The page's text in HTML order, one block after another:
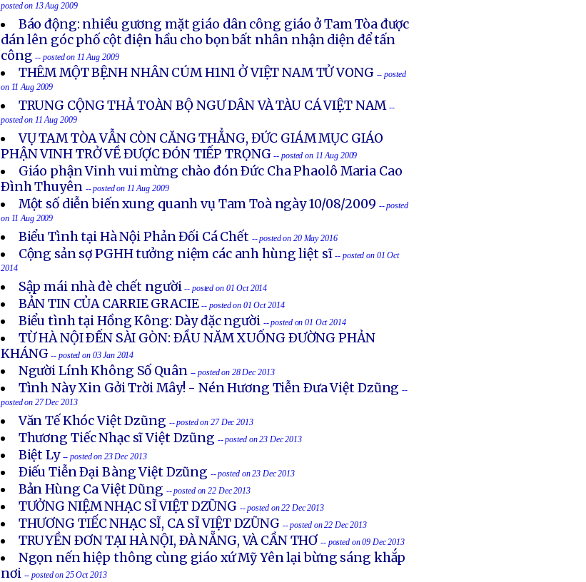
posted on 13 Aug 2009
Báo động: nhiều gương mặt giáo dân công giáo ở Tam Tòa được
dán lên góc phố cột điện hầu cho bọn bất nhân nhận diện để tấn
công -- posted on 11 Aug 2009
THÊM MỘT BỆNH NHÂN CÚM H1N1 Ở VIỆT NAM TỬ VONG -- posted
on 11 Aug 2009
TRUNG CỘNG THẢ TOÀN BỘ NGƯ DÂN VÀ TÀU CÁ VIỆT NAM --
posted on 11 Aug 2009
VỤ TAM TÒA VẪN CÒN CĂNG THẲNG, ĐỨC GIÁM MỤC GIÁO
PHẬN VINH TRỞ VỀ ĐƯỢC ĐÓN TIẾP TRỌNG -- posted on 11 Aug 2009
Giáo phận Vinh vui mừng chào đón Ðức Cha Phaolô Maria Cao
Ðình Thuyên -- posted on 11 Aug 2009
Một số diễn biến xung quanh vụ Tam Toà ngày 10/08/2009 -- posted
on 11 Aug 2009
Biểu Tình tại Hà Nội Phản Đối Cá Chết -- posted on 20 May 2016
Cộng sản sợ PGHH tưởng niệm các anh hùng liệt sĩ -- posted on 01 Oct
2014
Sập mái nhà đè chết người -- posted on 01 Oct 2014
BẢN TIN CỦA CARRIE GRACIE-- posted on 01 Oct 2014
Biểu tình tại Hồng Kông: Dày đặc người -- posted on 01 Oct 2014
TỪ HÀ NỘI ÐẾN SÀI GÒN: ÐẦU NĂM XUỐNG ÐƯỜNG PHẢN
KHÁNG-- posted on 03 Jan 2014
Người Lính Không Số Quân -- posted on 28 Dec 2013
Tình Này Xin Gởi Trời Mây! - Nén Hương Tiễn Ðưa Việt Dzũng --
posted on 27 Dec 2013
Văn Tế Khóc Việt Dzũng -- posted on 27 Dec 2013
Thương Tiếc Nhạc sĩ Việt Dzũng -- posted on 23 Dec 2013
Biệt Ly -- posted on 23 Dec 2013
Ðiếu Tiễn Ðại Bàng Việt Dzũng -- posted on 23 Dec 2013
Bản Hùng Ca Việt Dũng -- posted on 22 Dec 2013
TƯỞNG NIỆM NHẠC SĨ VIỆT DZŨNG -- posted on 22 Dec 2013
THƯƠNG TIẾC NHẠC SĨ, CA SĨ VIỆT DZŨNG -- posted on 22 Dec 2013
TRUYỀN ÐƠN TẠI HÀ NỘI, ÐÀ NẴNG, VÀ CẦN THƠ -- posted on 09 Dec 2013
Ngọn nến hiệp thông cùng giáo xứ Mỹ Yên lại bừng sáng khắp
nơi -- posted on 25 Oct 2013